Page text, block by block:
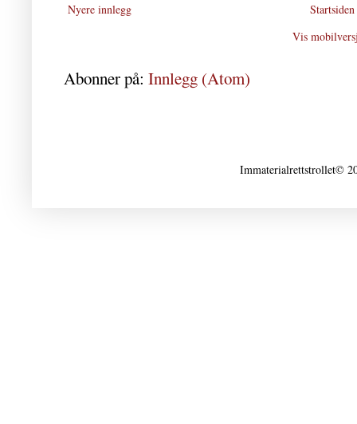
Nyere innlegg
Startsiden
Vis
Abonner på: Innlegg (Atom)
Immaterialrettstrollet©